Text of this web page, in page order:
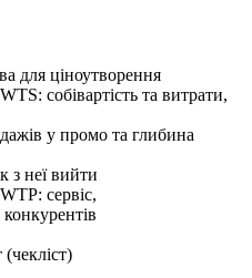
для ціноутворення
собівартість та витрати,
у промо та глибина
з неї вийти
сервіс,